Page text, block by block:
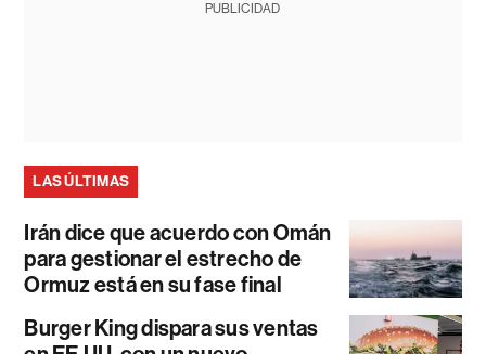
PUBLICIDAD
LAS ÚLTIMAS
Irán dice que acuerdo con Omán
para gestionar el estrecho de
Ormuz está en su fase final
Burger King dispara sus ventas